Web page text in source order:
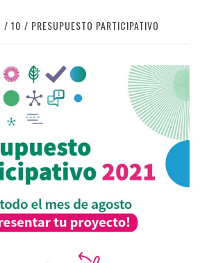
10 PRESUPUESTO PARTICIPATIVO